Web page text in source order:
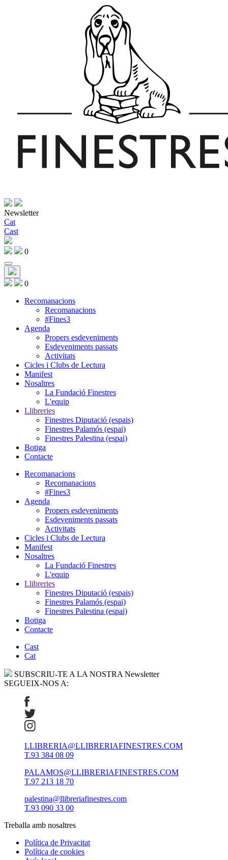
Newsletter
Cat
Cast
0
0
Recomanacions
Recomanacions
#Fines3
Agenda
Propers esdeveniments
Esdeveniments passats
Activitats
Cicles i Clubs de Lectura
Manifest
Nosaltres
La Fundació Finestres
L'equip
Llibreries
Finestres Diputació (espais)
Finestres Palamós (espai)
Finestres Palestina (espai)
Botiga
Contacte
Recomanacions
Recomanacions
#Fines3
Agenda
Propers esdeveniments
Esdeveniments passats
Activitats
Cicles i Clubs de Lectura
Manifest
Nosaltres
La Fundació Finestres
L'equip
Llibreries
Finestres Diputació (espais)
Finestres Palamós (espai)
Finestres Palestina (espai)
Botiga
Contacte
Cast
Cat
SUBSCRIU-TE A LA NOSTRA Newsletter
SEGUEIX-NOS A:
LLIBRERIA@LLIBRERIAFINESTRES.COM
T.93 384 08 09
PALAMOS@LLIBRERIAFINESTRES.COM
T.97 213 18 70
palestina@llibreriafinestres.com
T.93 090 33 00
Treballa amb nosaltres
Política de Privacitat
Política de cookies